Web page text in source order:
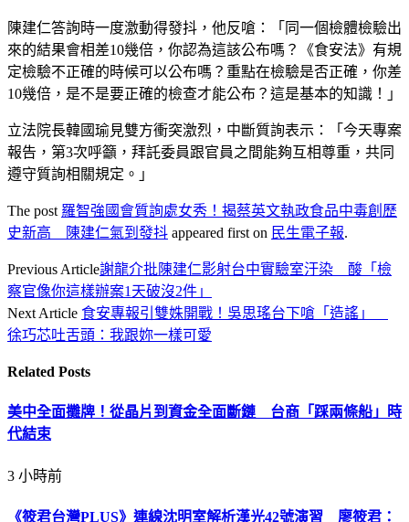
陳建仁答詢時一度激動得發抖，他反嗆：「同一個檢體檢驗出
來的結果會相差10幾倍，你認為這該公布嗎？《食安法》有規
定檢驗不正確的時候可以公布嗎？重點在檢驗是否正確，你差
10幾倍，是不是要正確的檢查才能公布？這是基本的知識！」
立法院長韓國瑜見雙方衝突激烈，中斷質詢表示：「今天專案
報告，第3次呼籲，拜託委員跟官員之間能夠互相尊重，共同
遵守質詢相關規定。」
The post 羅智強國會質詢處女秀！揭蔡英文執政食品中毒創歷
史新高 陳建仁氣到發抖 appeared first on 民生電子報.
Previous Article謝龍介批陳建仁影射台中實驗室汙染 酸「檢
察官像你這樣辦案1天破沒2件」
Next Article 食安專報引雙姝開戰！吳思瑤台下嗆「造謠」
徐巧芯吐舌頭：我跟妳一樣可愛
Related Posts
美中全面攤牌！從晶片到資金全面斷鏈 台商「踩兩條船」時
代結束
3 小時前
《筱君台灣PLUS》連線沈明室解析漢光42號演習 廖筱君：